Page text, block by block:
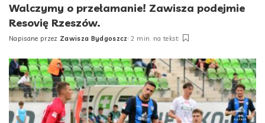
Walczymy o przełamanie! Zawisza podejmie
Resovię Rzeszów.
Posted
Napisane przez Zawisza Bydgoszcz 2 min. na tekst